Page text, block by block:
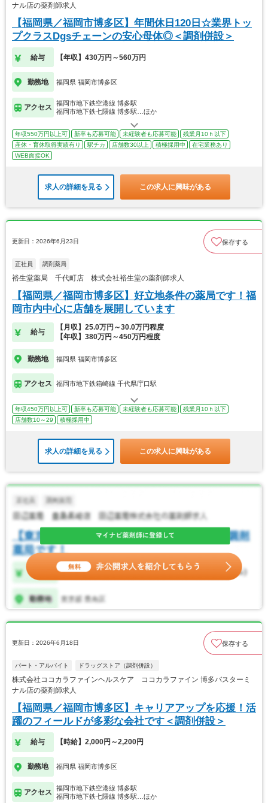
ナル店の薬剤師求人
【福岡県／福岡市博多区】年間休日120日☆業界トッ
プクラスDgsチェーンの安心母体◎＜調剤併設＞
給与 【年収】430万円～560万円
勤務地 福岡県 福岡市博多区
アクセス
福岡市地下鉄空港線 博多駅
福岡市地下鉄七隈線 博多駅…ほか
年収550万円以上可 新卒も応募可能 未経験者も応募可能
残業月10ｈ以下
産休・育休取得実績有り
駅チカ 店舗数30以上 積極採用中
在宅業務あり
WEB面接OK
求人の詳細を見る この求人に興味がある
更新日：2026年6月23日 保存する
正社員 調剤薬局
裕生堂薬局 千代町店 株式会社裕生堂の薬剤師求人
【福岡県／福岡市博多区】好立地条件の薬局です！福
岡市内中心に店舗を展開しています
給与
【月収】25.0万円～30.0万円程度
【年収】380万円～450万円程度
勤務地 福岡県 福岡市博多区
アクセス 福岡市地下鉄箱崎線 千代県庁口駅
年収450万円以上可 新卒も応募可能 未経験者も応募可能
残業月10ｈ以下
店舗数10～29
積極採用中
求人の詳細を見る この求人に興味がある
更新日：2026年6月18日 保存する
パート・アルバイト ドラッグストア（調剤併設）
株式会社ココカラファインヘルスケア ココカラファイン 博多バスターミ
ナル店の薬剤師求人
【福岡県／福岡市博多区】キャリアアップを応援！活
躍のフィールドが多彩な会社です＜調剤併設＞
給与 【時給】2,000円～2,200円
勤務地 福岡県 福岡市博多区
アクセス
福岡市地下鉄空港線 博多駅
福岡市地下鉄七隈線 博多駅…ほか